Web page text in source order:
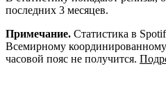
последних 3 месяцев.
Примечание. Статистика в
Всемирному
часовой пояс не получится.